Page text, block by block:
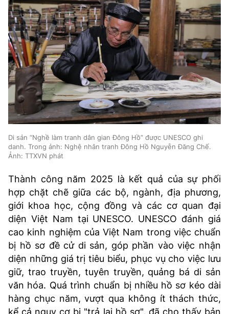
Di sản “Nghề làm tranh dân gian Đông Hồ” được UNESCO ghi
danh. Trong ảnh: Nghệ nhân tranh Đông Hồ Nguyễn Đăng Chế.
Ảnh: TTXVN phát
Thành công năm 2025 là kết quả của sự phối
hợp chặt chẽ giữa các bộ, ngành, địa phương,
giới khoa học, cộng đồng và các cơ quan đại
diện Việt Nam tại UNESCO. UNESCO đánh giá
cao kinh nghiệm của Việt Nam trong việc chuẩn
bị hồ sơ đề cử di sản, góp phần vào việc nhận
diện những giá trị tiêu biểu, phục vụ cho việc lưu
giữ, trao truyền, tuyên truyền, quảng bá di sản
văn hóa. Quá trình chuẩn bị nhiều hồ sơ kéo dài
hàng chục năm, vượt qua không ít thách thức,
kể cả nguy cơ bị "trả lại hồ sơ", đã cho thấy bản